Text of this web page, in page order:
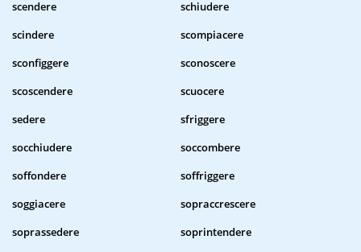
scendere
schiudere
scindere
scompiacere
sconfiggere
sconoscere
scoscendere
scuocere
sedere
sfriggere
socchiudere
soccombere
soffondere
soffriggere
soggiacere
sopraccrescere
soprassedere
soprintendere